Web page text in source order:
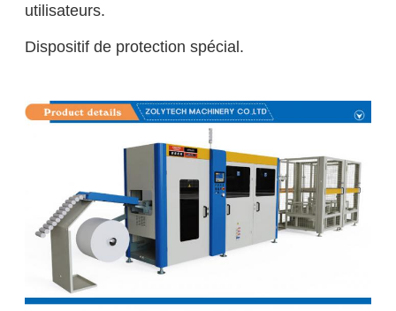
utilisateurs.
Dispositif de protection spécial.